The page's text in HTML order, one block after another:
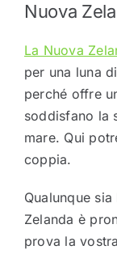
Nuova
La Nuova
per una luna
perché offre
soddisfano la
mare. Qui
coppia.
Qualunque
Zelanda è
prova la